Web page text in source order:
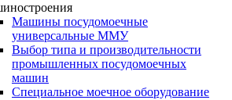
Машины посудомоечные
универсальные ММУ
Выбор типа и производительности
промышленных посудомоечных
машин
Специальное моечное оборудование